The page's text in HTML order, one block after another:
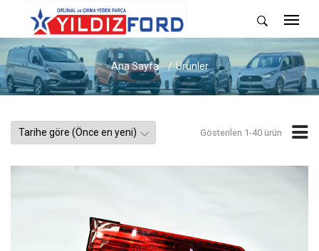
Ana Sayfa Ürünler
Gösterilen 1-40 ürün